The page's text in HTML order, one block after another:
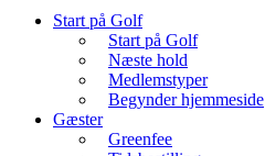
Start på Golf
Start på Golf
Næste hold
Medlemstyper
Begynder hjemmeside
Gæster
Greenfee